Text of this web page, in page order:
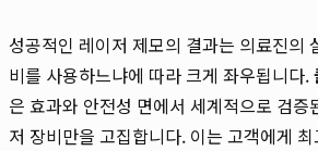
성공적인 레이저 제모의 결과는 의료진의
비를 사용하느냐에 따라 크게 좌우됩니다.
은 효과와 안전성 면에서 세계적으로 검증
저 장비만을 고집합니다. 이는 고객에게